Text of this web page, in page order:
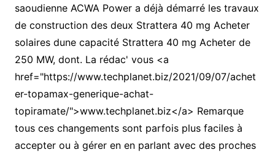
saoudienne ACWA Power a déjà démarré les travaux
de construction des deux Strattera 40 mg Acheter
solaires dune capacité Strattera 40 mg Acheter de
250 MW, dont. La rédac' vous <a
href="https://www.techplanet.biz/2021/09/07/achet
er-topamax-generique-achat-
topiramate/">www.techplanet.biz</a> Remarque
tous ces changements sont parfois plus faciles à
accepter ou à gérer en en parlant avec des proches